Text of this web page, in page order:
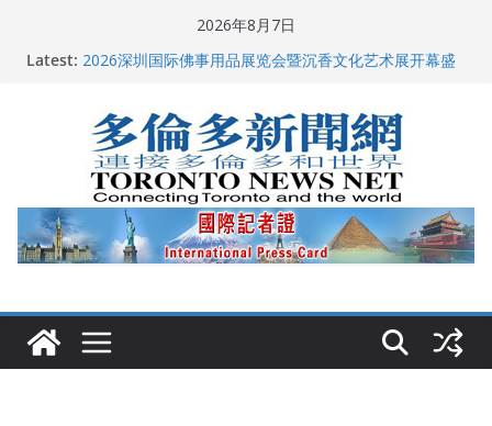
2026年8月7日
Latest: 2026深圳国际佛事用品展览会暨沉香文化艺术展开幕盛
关加拿大就业
2026加拿大青少年儿童绘画比赛颁奖典礼多伦多举行
龚晓华参加多伦多骄傲大游行 与市民分享竞选理念
多伦多市长选举拉开帷幕 多名华人候选人宣布角逐